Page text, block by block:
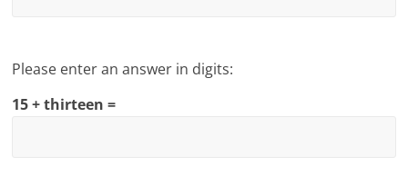
Please enter an answer in digits:
15 + thirteen =